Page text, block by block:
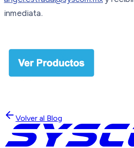
inmediata.
Volver al Blog